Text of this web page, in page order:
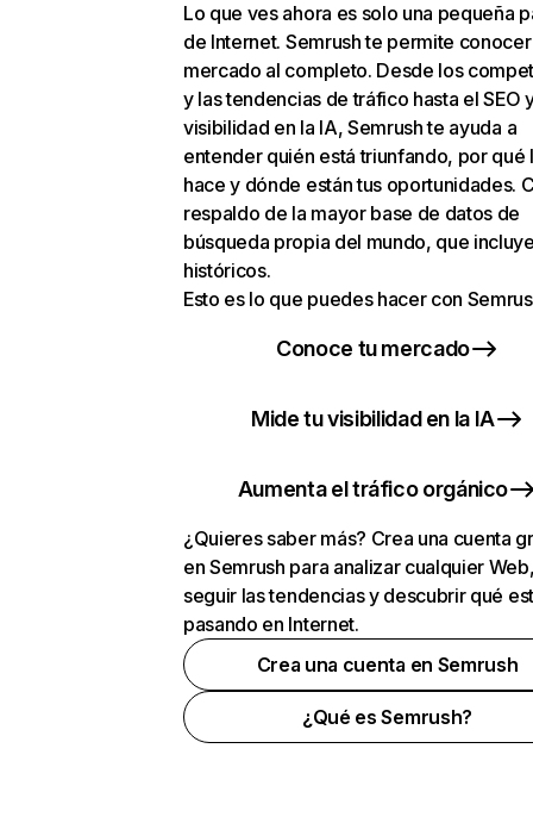
Lo que ves ahora es solo una pequeña
de Internet. Semrush te permite
mercado al completo. Desde los
y las tendencias de tráfico hasta el SEO
visibilidad en la IA, Semrush te ayuda a
entender quién está triunfando, por qué
hace y dónde están tus oportunidades.
respaldo de la mayor base de datos de
búsqueda propia del mundo, que
históricos.
Esto es lo que puedes hacer con
Conoce tu mercado
Mide tu visibilidad en la IA
Aumenta el tráfico orgánico
¿Quieres saber más? Crea una cuenta
en Semrush para analizar cualquier
seguir las tendencias y descubrir qué
pasando en Internet.
Crea una cuenta en Semrush
¿Qué es Semrush?